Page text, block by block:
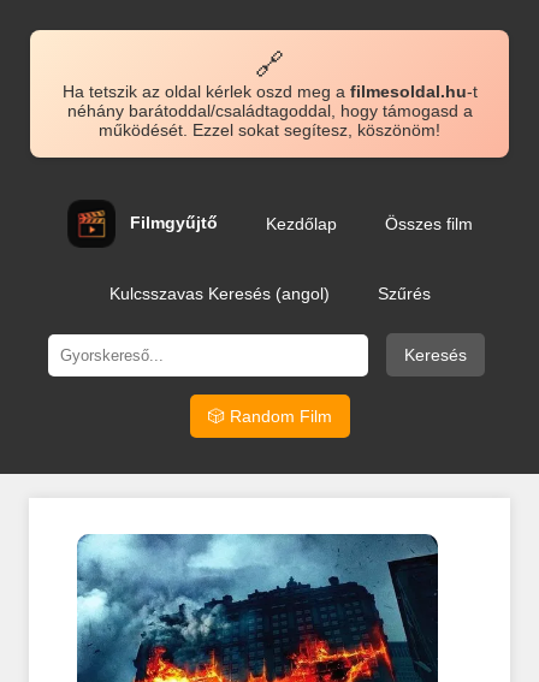
🔗
Ha tetszik az oldal kérlek oszd meg a filmesoldal.hu-t
néhány barátoddal/családtagoddal, hogy támogasd a
működését. Ezzel sokat segítesz, köszönöm!
Filmgyűjtő Kezdőlap Összes film
Kulcsszavas Keresés (angol) Szűrés
Keresés
🎲 Random Film